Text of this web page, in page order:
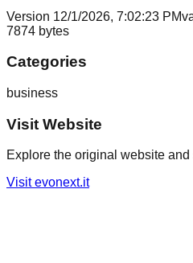
Version 12/1/2026, 7:02:23 PM
7874 bytes
Categories
business
Visit Website
Explore the original website
Visitevonext.it